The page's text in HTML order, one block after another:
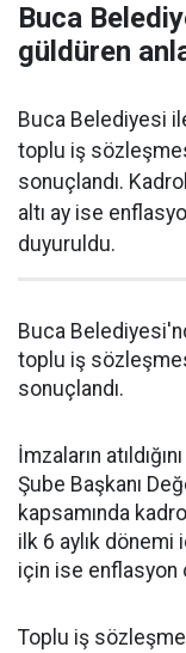
Buca
güldüren
Buca Belediyesi
toplu iş
sonuçlandı.
altı ay ise
duyuruldu.
Buca
toplu iş
sonuçlandı.
İmzaların
Şube Başkanı
kapsamında
ilk 6 aylık dönemi
için ise enflasyon
Toplu iş